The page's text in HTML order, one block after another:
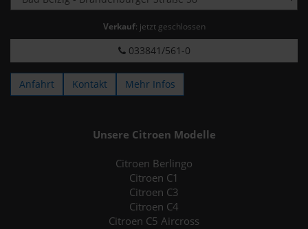
Verkauf: jetzt geschlossen
033841/561-0
Anfahrt Kontakt Mehr Infos
Unsere Citroen Modelle
Citroen Berlingo
Citroen C1
Citroen C3
Citroen C4
Citroen C5 Aircross